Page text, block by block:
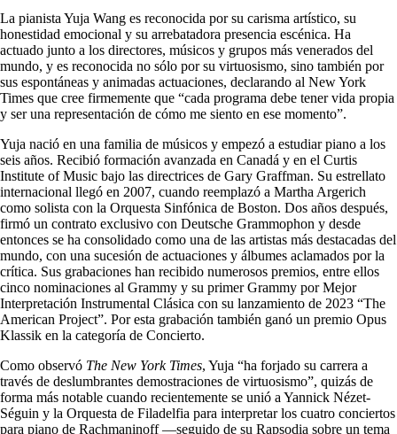
La pianista Yuja Wang es reconocida por su carisma artístico, su
honestidad emocional y su arrebatadora presencia escénica. Ha
actuado junto a los directores, músicos y grupos más venerados del
mundo, y es reconocida no sólo por su virtuosismo, sino también por
sus espontáneas y animadas actuaciones, declarando al New York
Times que cree firmemente que “cada programa debe tener vida propia
y ser una representación de cómo me siento en ese momento”.
Yuja nació en una familia de músicos y empezó a estudiar piano a los
seis años. Recibió formación avanzada en Canadá y en el Curtis
Institute of Music bajo las directrices de Gary Graffman. Su estrellato
internacional llegó en 2007, cuando reemplazó a Martha Argerich
como solista con la Orquesta Sinfónica de Boston. Dos años después,
firmó un contrato exclusivo con Deutsche Grammophon y desde
entonces se ha consolidado como una de las artistas más destacadas del
mundo, con una sucesión de actuaciones y álbumes aclamados por la
crítica. Sus grabaciones han recibido numerosos premios, entre ellos
cinco nominaciones al Grammy y su primer Grammy por Mejor
Interpretación Instrumental Clásica con su lanzamiento de 2023 “The
American Project”. Por esta grabación también ganó un premio Opus
Klassik en la categoría de Concierto.
Como observó The New York Times, Yuja “ha forjado su carrera a
través de deslumbrantes demostraciones de virtuosismo”, quizás de
forma más notable cuando recientemente se unió a Yannick Nézet-
Séguin y la Orquesta de Filadelfia para interpretar los cuatro conciertos
para piano de Rachmaninoff —seguido de su Rapsodia sobre un tema